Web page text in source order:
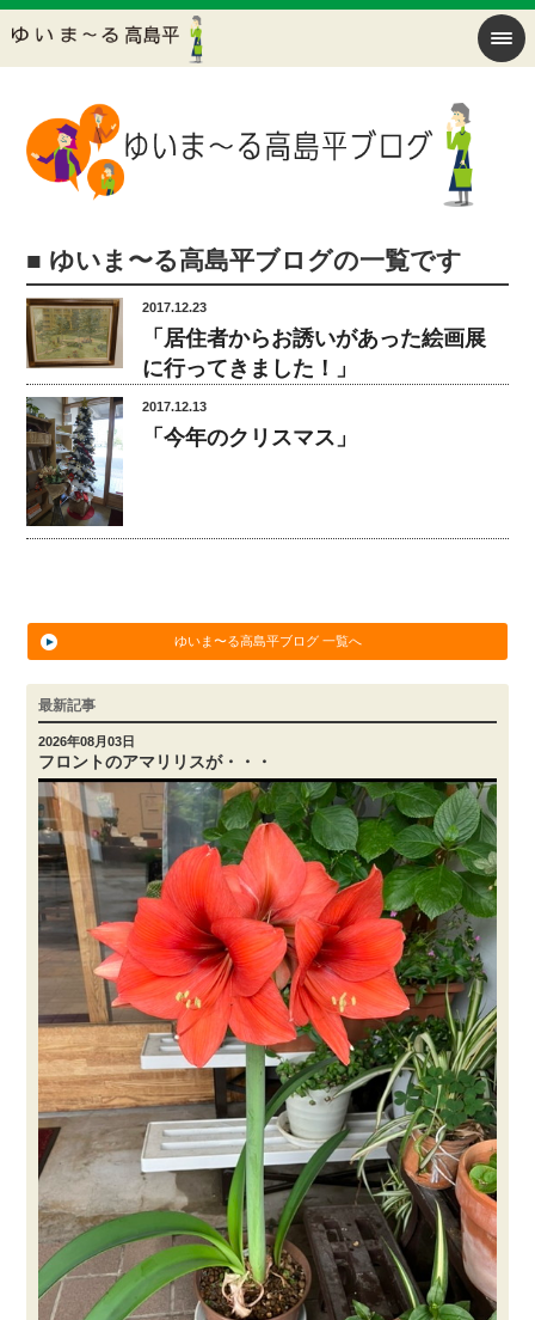
■ ゆいま〜る高島平ブログの一覧です
2017.12.23
「居住者からお誘いがあった絵画展
に行ってきました！」
2017.12.13
「今年のクリスマス」
ゆいま〜る高島平ブログ 一覧へ
最新記事
2026年08月03日
フロントのアマリリスが・・・